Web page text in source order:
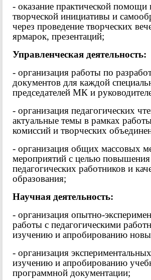
- оказание практической помощи
творческой инициативы и
через проведение творческих
ярмарок, презентаций;
Управленческая деятельность:
- организация работы по
документов для каждой
председателей МК и
- организация педагогических
актуальные темы в рамках
комиссий и творческих
- организация общих массовых
мероприятий с целью повышения
педагогических работников и
образования;
Научная деятельность:
- организация опытно-
работы с педагогическими
изучению и апробированию
- организация
изучению и апробированию
программной документации;